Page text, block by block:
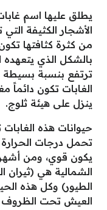
يطلق عليها اسم
الأشجار الكثيفة
من كثرة كثافتها
بالشكل الذي يتعهده
ترتفع بنسبة بسيطة
الغابات تكون دائماً
ينزل على هيئة ثلوج.
حيوانات هذه
تحمل درجات
يكون قوي، ومن أشهر
الشمالية هي (ثيران
الطيور) وكل هذه
العيش تحت الظروف